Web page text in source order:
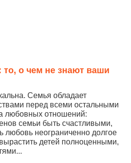
то, о чем не знают ваши
Семья обладает
перед всеми остальными
любовных отношений:
семьи быть счастливыми,
любовь неограниченно долгое
детей полноценными,